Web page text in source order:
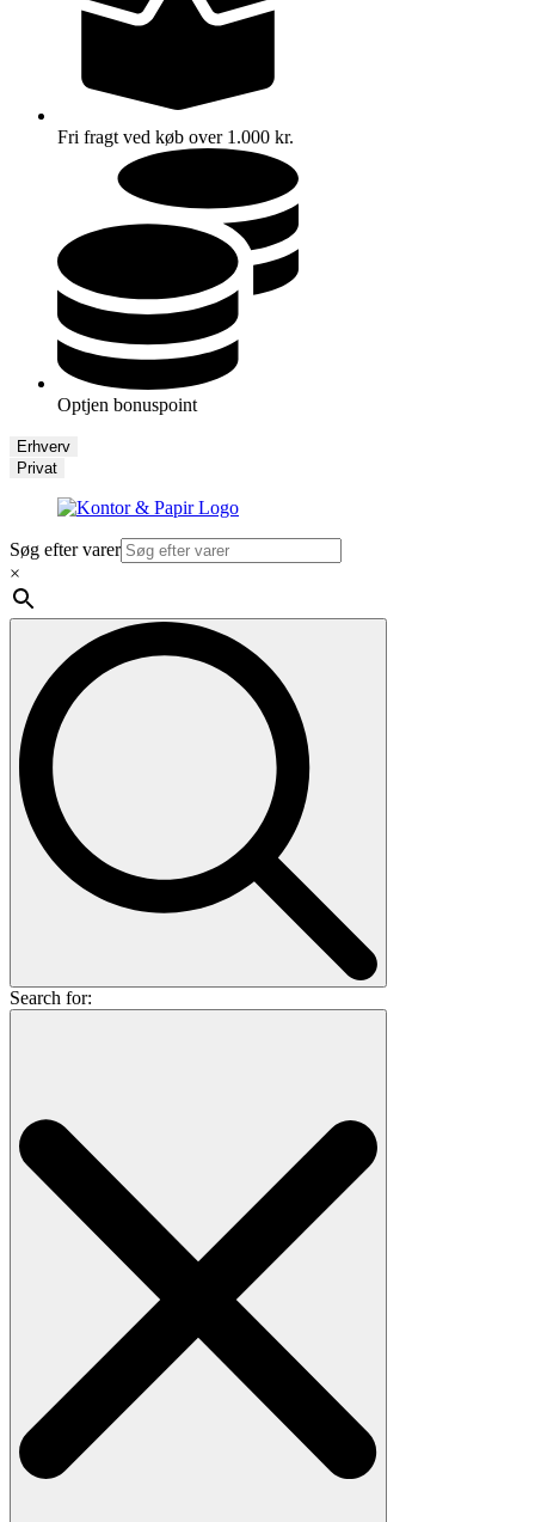
Fri fragt ved køb over 1.000 kr.
Optjen bonuspoint
Erhverv
Privat
Søg efter varer
×
Search for: